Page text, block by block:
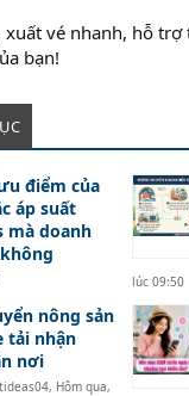
xuất vé nhanh, hỗ
bạn!
điểm của
áp suất
mà doanh
lúc 09:50
nông sản
tải nhận
nơi
, Hôm qua,